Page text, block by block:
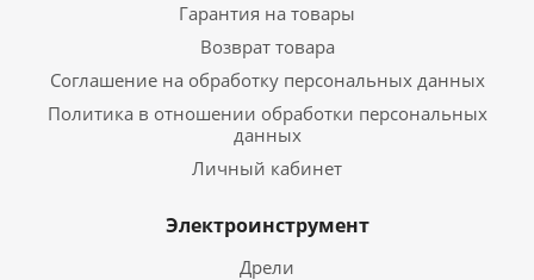
Гарантия на товары
Возврат товара
Соглашение на обработку персональных данных
Политика в отношении обработки персональных
данных
Личный кабинет
Электроинструмент
Дрели